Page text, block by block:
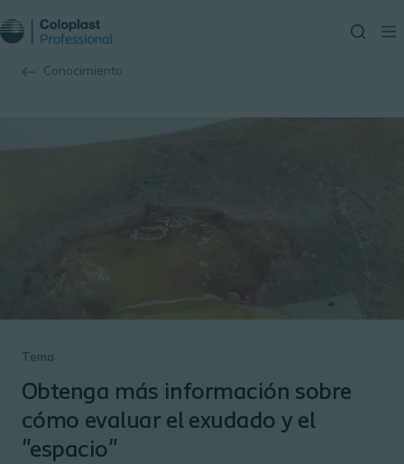
Conocimiento
Tema
Obtenga más información sobre
cómo evaluar el exudado y el
"espacio"